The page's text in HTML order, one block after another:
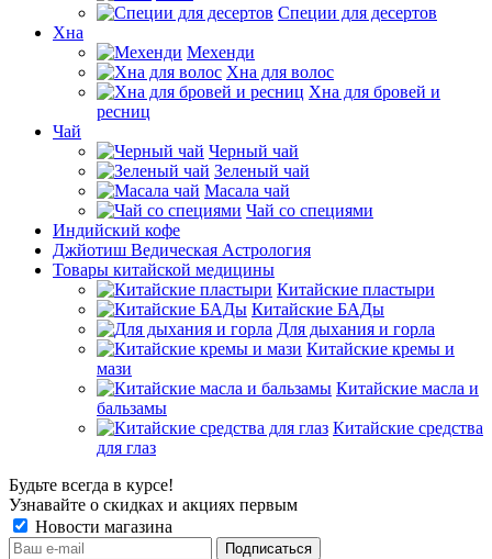
Специи для десертов
Хна
Мехенди
Хна для волос
Хна для бровей и
ресниц
Чай
Черный чай
Зеленый чай
Масала чай
Чай со специями
Индийский кофе
Джйотиш Ведическая Астрология
Товары китайской медицины
Китайские пластыри
Китайские БАДы
Для дыхания и горла
Китайские кремы и
мази
Китайские масла и
бальзамы
Китайские средства
для глаз
Будьте всегда в курсе!
Узнавайте о скидках и акциях первым
Новости магазина